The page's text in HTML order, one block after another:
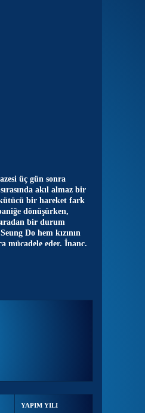
üç gün sonra
akıl almaz bir
bir hareket fark
dönüşürken,
bir durum
Do hem kızının
mücadele eder. İnanç,
YAPIM YILI